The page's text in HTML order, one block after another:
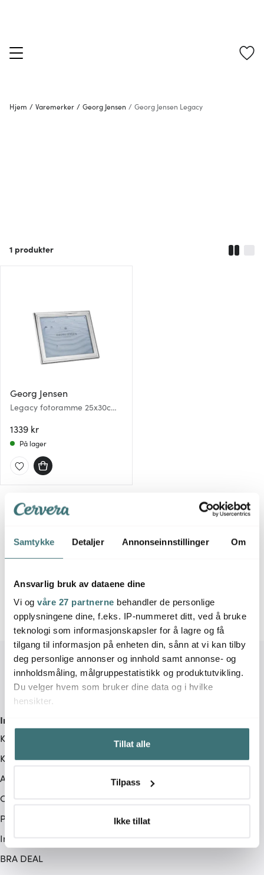
Samtykke Detaljer Annonseinnstillinger Om
Ansvarlig bruk av dataene dine
Vi og våre 27 partnerne behandler de personlige
opplysningene dine, f.eks. IP-nummeret ditt, ved å bruke
teknologi som informasjonskapsler for å lagre og få
tilgang til informasjon på enheten din, sånn at vi kan tilby
deg personlige annonser og innhold samt annonse- og
innholdsmåling, målgruppestatistikk og produktutvikling.
Du velger hvem som bruker dine data og i hvilke
hensikter.
Hvis du gir oss lov, vil vi også gjerne:
Innhente informasjon om den geografiske
beliggenheten din, som kan være nøyaktig innenfor
Identifisere enheten din ved å aktivt skanne den for
kan du lese om hvordan dine personlige
brukes. Du kan hele tiden endre eller trekke tilbake ditt
samtykke fra erklæringen om informasjonskapsler.
Tillat alle
Tilpass
Ikke tillat
Hjem / Varemerker / Georg Jensen / Georg Jensen Legacy
1 produkter
Georg Jensen
Legacy fotoramme 25x30cm
1339 kr
På lager
Informasjon
Kundeservice
Kjøpsvilkår
Angrerett
Om Cervera
Personvernpolicy
Informasjonskapsler (Cookies)
BRA DEAL